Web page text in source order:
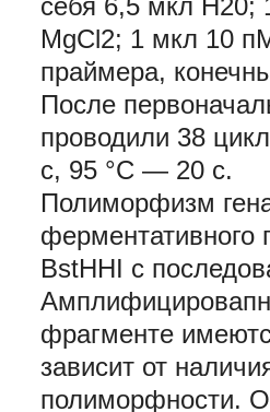
себя 6,5 мкл Н20;
MgCl2; 1 мкл 10
праймера,
После
проводили 38
с, 95 °C — 20 с.
Полиморфизм
ферментативного
BstHHI с
фрагменте
зависит от
полиморфности.